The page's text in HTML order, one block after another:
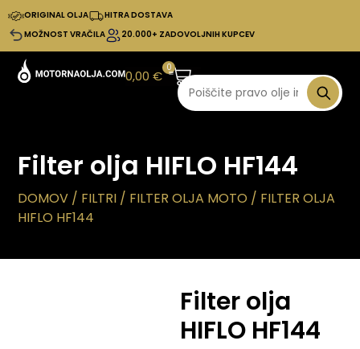
ORIGINAL OLJA
HITRA DOSTAVA
MOŽNOST VRAČILA
20.000+ ZADOVOLJNIH KUPCEV
0,00€
0
Filter olja HIFLO HF144
DOMOV / FILTRI / FILTER OLJA MOTO / FILTER OLJA
HIFLO HF144
Filter olja
HIFLO HF144